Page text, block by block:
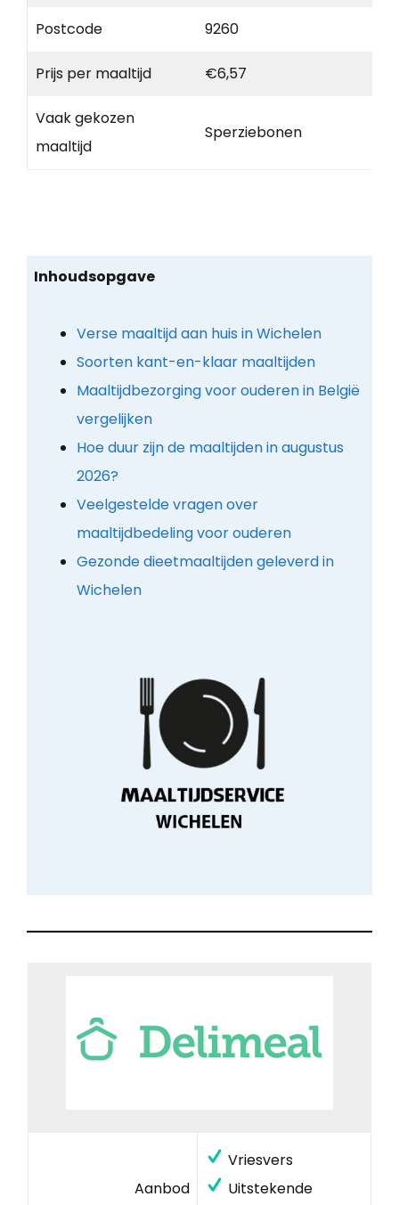
Postcode 9260
Prijs per maaltijd €6,57
Vaak gekozen
maaltijd
Sperziebonen
Inhoudsopgave
Verse maaltijd aan huis in Wichelen
Soorten kant-en-klaar maaltijden
Maaltijdbezorging voor ouderen in België
vergelijken
Hoe duur zijn de maaltijden in augustus
2026?
Veelgestelde vragen over
maaltijdbedeling voor ouderen
Gezonde dieetmaaltijden geleverd in
Wichelen
Aanbod
Vriesvers
Uitstekende